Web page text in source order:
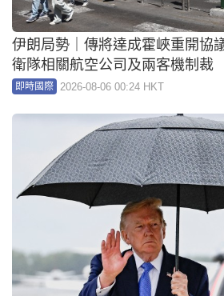
伊朗局勢｜傳將達成霍峽重開協
衛隊相關航空公司及兩客機制裁
即時國際 2026-08-06 00:24 HKT